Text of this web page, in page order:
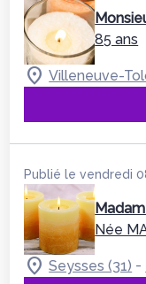
85 ans
Villeneuve-
Publié le vendredi
Née
Seysses (31) -